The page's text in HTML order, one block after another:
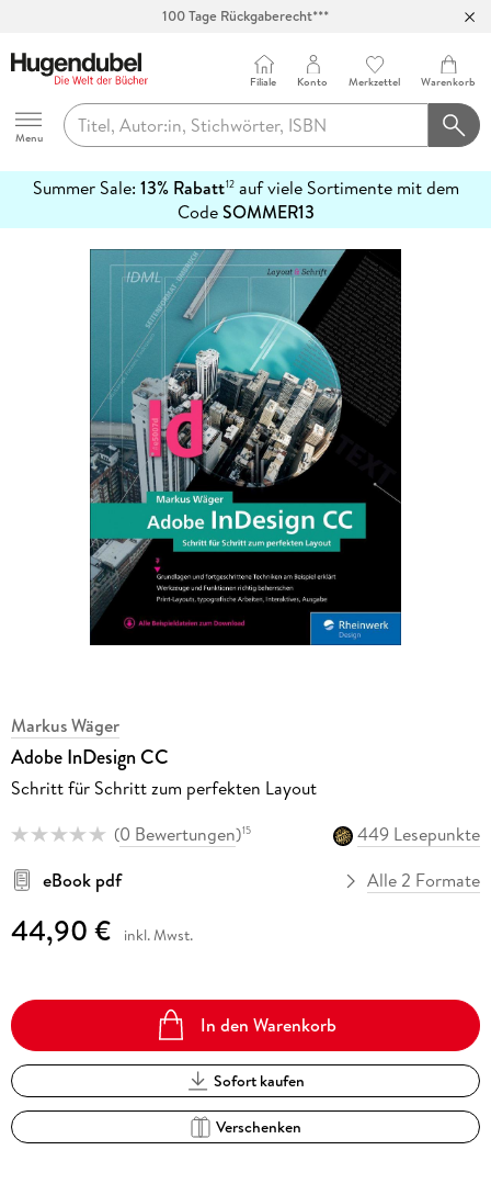
100 Tage Rückgaberecht***
Hugendubel
Menu
Filiale Konto Merkzettel Warenkorb
Summer Sale: 13% Rabatt12auf viele Sortimente mit dem
CodeSOMMER13
erfahren
Markus Wäger
Adobe InDesign CC
Schritt für Schritt zum perfekten Layout
(0 Bewertungen)15
449 Lesepunkte
eBook pdf
Alle 2 Formate
44,90 € inkl. Mwst.
In den Warenkorb
Sofort kaufen
Verschenken